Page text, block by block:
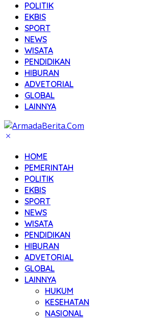
POLITIK
EKBIS
SPORT
NEWS
WISATA
PENDIDIKAN
HIBURAN
ADVETORIAL
GLOBAL
LAINNYA
HOME
PEMERINTAH
POLITIK
EKBIS
SPORT
NEWS
WISATA
PENDIDIKAN
HIBURAN
ADVETORIAL
GLOBAL
LAINNYA
HUKUM
KESEHATAN
NASIONAL